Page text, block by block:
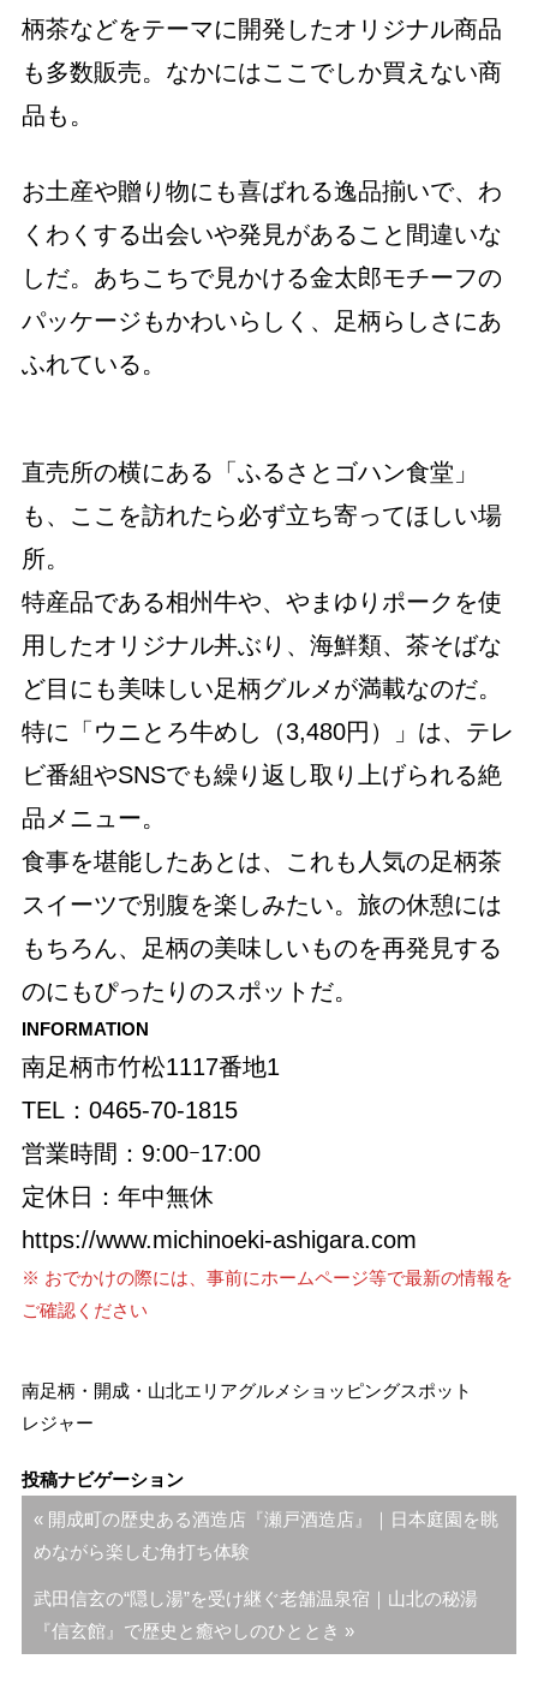
柄茶などをテーマに開発したオリジナル商品
も多数販売。なかにはここでしか買えない商
品も。
お土産や贈り物にも喜ばれる逸品揃いで、わ
くわくする出会いや発見があること間違いな
しだ。あちこちで見かける金太郎モチーフの
パッケージもかわいらしく、足柄らしさにあ
ふれている。
直売所の横にある「ふるさとゴハン食堂」
も、ここを訪れたら必ず立ち寄ってほしい場
所。
特産品である相州牛や、やまゆりポークを使
用したオリジナル丼ぶり、海鮮類、茶そばな
ど目にも美味しい足柄グルメが満載なのだ。
特に「ウニとろ牛めし（3,480円）」は、テレ
ビ番組やSNSでも繰り返し取り上げられる絶
品メニュー。
食事を堪能したあとは、これも人気の足柄茶
スイーツで別腹を楽しみたい。旅の休憩には
もちろん、足柄の美味しいものを再発見する
のにもぴったりのスポットだ。
INFORMATION
南足柄市竹松1117番地1
TEL：0465-70-1815
営業時間：9:00ｰ17:00
定休日：年中無休
https://www.michinoeki-ashigara.com
※ おでかけの際には、事前にホームページ等で最新の情報を
ご確認ください
南足柄・開成・山北エリアグルメ ショッピングスポット
レジャー
投稿ナビゲーション
« 開成町の歴史ある酒造店『瀬戸酒造店』｜日本庭園を眺
めながら楽しむ角打ち体験
武田信玄の“隠し湯”を受け継ぐ老舗温泉宿｜山北の秘湯
『信玄館』で歴史と癒やしのひととき »